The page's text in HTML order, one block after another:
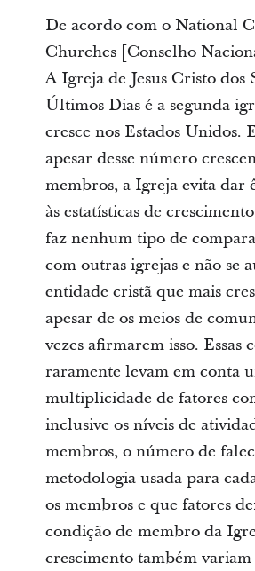
De acordo com o National
Churches [Conselho
A Igreja de Jesus Cristo dos
Últimos Dias é a segunda
cresce nos Estados Unidos.
apesar desse número
membros, a Igreja evita dar
às estatísticas de
faz nenhum tipo de
com outras igrejas e não se
entidade cristã que mais
apesar de os meios de
vezes afirmarem isso. Essas
raramente levam em conta
multiplicidade de fatores
inclusive os níveis de
membros, o número de
metodologia usada para
os membros e que fatores
condição de membro da
crescimento também variam